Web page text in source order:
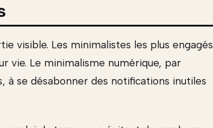
visible. Les minimalistes les plus engagés
vie. Le minimalisme numérique, par
à se désabonner des notifications inutiles